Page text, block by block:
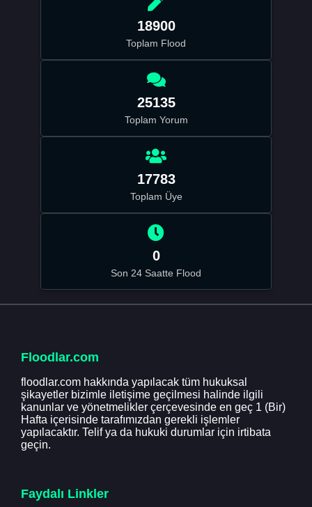
18900
Toplam Flood
25135
Toplam Yorum
17783
Toplam Üye
0
Son 24 Saatte Flood
Floodlar.com
floodlar.com hakkında yapılacak tüm hukuksal
şikayetler bizimle iletişime geçilmesi halinde ilgili
kanunlar ve yönetmelikler çerçevesinde en geç 1 (Bir)
Hafta içerisinde tarafımızdan gerekli işlemler
yapılacaktır. Telif ya da hukuki durumlar için irtibata
geçin.
Faydalı Linkler